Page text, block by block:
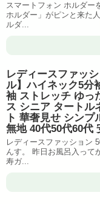
スマートフォン ホルダー
ホルダー」がピンと来た
ルダ...
レディースファッ
ル】ハイネック5分
袖 ストレッチ ゆっ
ス シニア タートル
ト 華奢見せ シン
無地 40代50代60代
レディースファッション
んす。 昨日お風呂入って
寿ガ...